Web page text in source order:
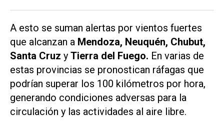
A esto se suman alertas por vientos fuertes
que alcanzan a Mendoza, Neuquén, Chubut,
Santa Cruz y Tierra del Fuego. En varias de
estas provincias se pronostican ráfagas que
podrían superar los 100 kilómetros por hora,
generando condiciones adversas para la
circulación y las actividades al aire libre.